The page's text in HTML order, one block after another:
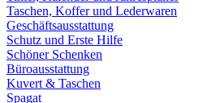
Taschen, Koffer und Lederwaren
Geschäftsausstattung
Schutz und Erste Hilfe
Schöner Schenken
Büroausstattung
Kuvert & Taschen
Spagat